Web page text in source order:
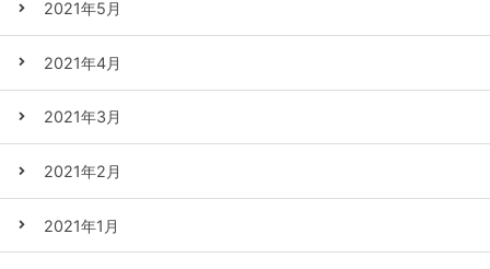
2021年5月
2021年4月
2021年3月
2021年2月
2021年1月